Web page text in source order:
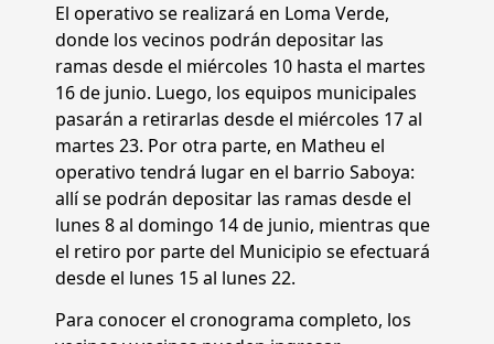
El operativo se realizará en Loma Verde,
donde los vecinos podrán depositar las
ramas desde el miércoles 10 hasta el martes
16 de junio. Luego, los equipos municipales
pasarán a retirarlas desde el miércoles 17 al
martes 23. Por otra parte, en Matheu el
operativo tendrá lugar en el barrio Saboya:
allí se podrán depositar las ramas desde el
lunes 8 al domingo 14 de junio, mientras que
el retiro por parte del Municipio se efectuará
desde el lunes 15 al lunes 22.
Para conocer el cronograma completo, los